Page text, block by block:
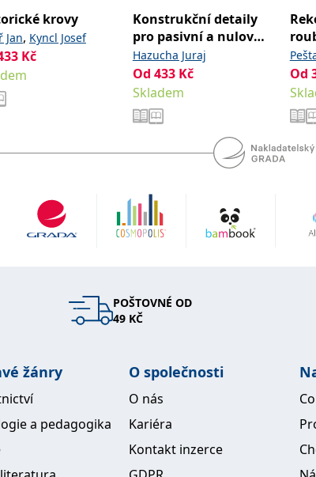
krovy
Jan, Kyncl Josef
Kč
Konstrukční detaily
pro pasivní a nulové
domy
Hazucha Juraj
Od 433 Kč
Skladem
Od
POŠTOVNÉ OD
49 KČ
žánry
a pedagogika
O společnosti
O nás
Kariéra
Kontakt inzerce